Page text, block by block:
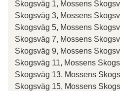
Skogsväg 1, Mossens
Skogsväg 3, Mossens
Skogsväg 5, Mossens
Skogsväg 7, Mossens
Skogsväg 9, Mossens
Skogsväg 11, Mossens
Skogsväg 13, Mossens
Skogsväg 15, Mossens